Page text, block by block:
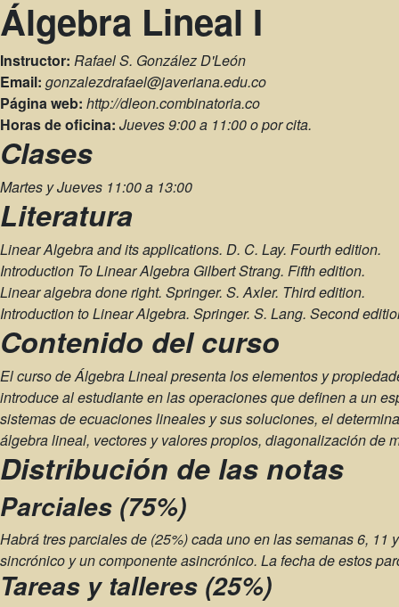
Álgebra Lineal I
Instructor: Rafael S. González D'León
Email: gonzalezdrafael@javeriana.edu.co
Página web: http://dleon.combinatoria.co
Horas de oficina: Jueves 9:00 a 11:00 o por cita.
Clases
Martes y Jueves 11:00 a 13:00
Literatura
Linear Algebra and its applications. D. C. Lay. Fourth edition.
Introduction To Linear Algebra Gilbert Strang. Fifth edition.
Linear algebra done right. Springer. S. Axler. Third edition.
Introduction to Linear Algebra. Springer. S. Lang. Second
Contenido del curso
El curso de Álgebra Lineal presenta los elementos y
introduce al estudiante en las operaciones que definen a un
sistemas de ecuaciones lineales y sus soluciones, el
álgebra lineal, vectores y valores propios, diagonalización de
Distribución de las notas
Parciales (75%)
Habrá tres parciales de (25%) cada uno en las semanas 6,
sincrónico y un componente asincrónico. La fecha de estos
Tareas y talleres (25%)